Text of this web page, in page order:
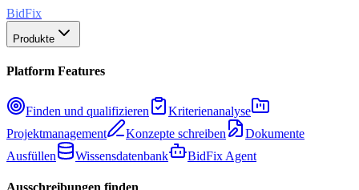
BidFix
Produkte
Platform Features
Finden und qualifizieren
Kriterienanalyse
Projektmanagement
Konzepte schreiben
Dokumente
Ausfüllen
Wissensdatenbank BidFix Agent
Ausschreibungen finden